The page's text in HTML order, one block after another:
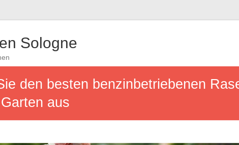
Sologne
den besten benzinbetriebenen
aus